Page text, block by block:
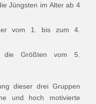
Jüngsten im Alter ab 4
vom 1. bis zum 4.
die Größten vom 5.
dieser drei Gruppen
und hoch motivierte